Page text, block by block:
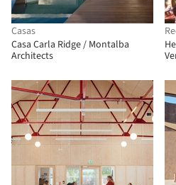
Casas
Casa Carla Ridge / Montalba
Architects